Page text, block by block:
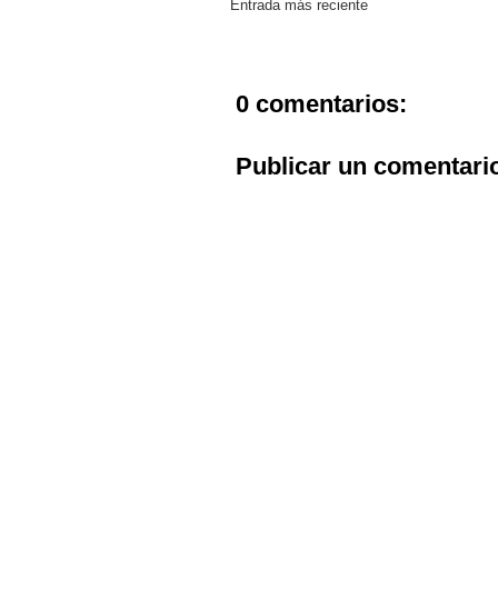
Entrada más reciente
0 comentarios:
Publicar un